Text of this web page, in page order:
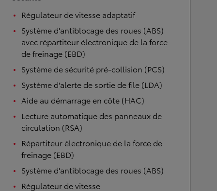
Régulateur de vitesse adaptatif
Système d'antiblocage des roues (ABS)
avec répartiteur électronique de la force
de freinage (EBD)
Système de sécurité pré-collision (PCS)
Système d'alerte de sortie de file (LDA)
Aide au démarrage en côte (HAC)
Lecture automatique des panneaux de
circulation (RSA)
Répartiteur électronique de la force de
freinage (EBD)
Système d'antiblocage des roues (ABS)
Régulateur de vitesse